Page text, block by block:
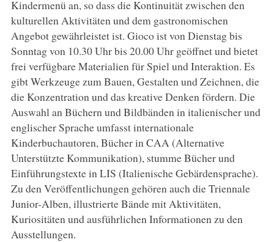
Kindermenü an, so dass die Kontinuität zwischen den
kulturellen Aktivitäten und dem gastronomischen
Angebot gewährleistet ist. Gioco ist von Dienstag bis
Sonntag von 10.30 Uhr bis 20.00 Uhr geöffnet und bietet
frei verfügbare Materialien für Spiel und Interaktion. Es
gibt Werkzeuge zum Bauen, Gestalten und Zeichnen, die
die Konzentration und das kreative Denken fördern. Die
Auswahl an Büchern und Bildbänden in italienischer und
englischer Sprache umfasst internationale
Kinderbuchautoren, Bücher in CAA (Alternative
Unterstützte Kommunikation), stumme Bücher und
Einführungstexte in LIS (Italienische Gebärdensprache).
Zu den Veröffentlichungen gehören auch die Triennale
Junior-Alben, illustrierte Bände mit Aktivitäten,
Kuriositäten und ausführlichen Informationen zu den
Ausstellungen.